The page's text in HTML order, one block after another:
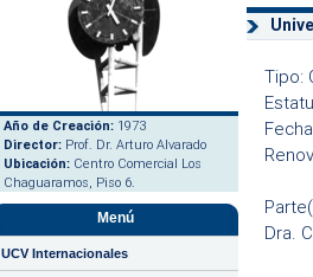
Año de Creación: 1973
Director: Prof. Dr. Arturo Alvarado
Ubicación: Centro Comercial Los
Chaguaramos, Piso 6.
Menú
UCV Internacionales
Tipo:
Dra.